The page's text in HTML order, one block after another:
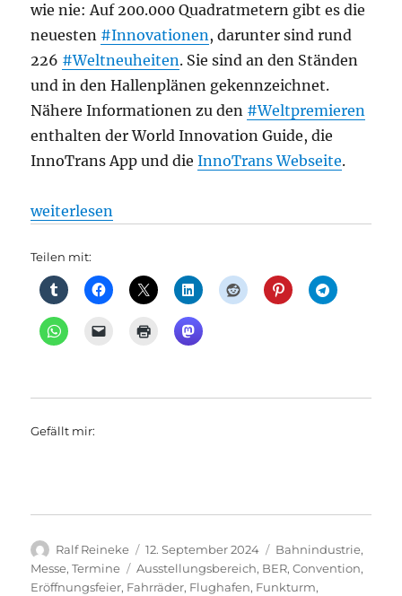
wie nie: Auf 200.000 Quadratmetern gibt es die
neuesten #Innovationen, darunter sind rund
226 #Weltneuheiten. Sie sind an den Ständen
und in den Hallenplänen gekennzeichnet.
Nähere Informationen zu den #Weltpremieren
enthalten der World Innovation Guide, die
InnoTrans App und dieInnoTrans Webseite.
„Messe + Bahnindustrie: Die Welt zu Gast in
weiterlesen
Teilen mit:
Gefällt mir:
Autor
Ralf Reineke
Veröffentlicht
am
12. September 2024 Kategorien
Bahnindustrie,
Messe,Termine Schlagwörter
Ausstellungsbereich, BER,Convention,
Eröffnungsfeier, Fahrräder, Flughafen, Funkturm,